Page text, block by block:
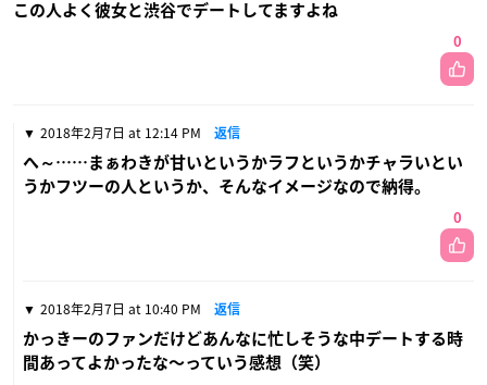
この人よく彼女と渋谷でデートしてますよね
0
2018年2月7日 at 12:14 PM 返信
へ～……まぁわきが甘いというかラフというかチャラいとい
うかフツーの人というか、そんなイメージなので納得。
0
2018年2月7日 at 10:40 PM 返信
かっきーのファンだけどあんなに忙しそうな中デートする時
間あってよかったな〜っていう感想（笑）